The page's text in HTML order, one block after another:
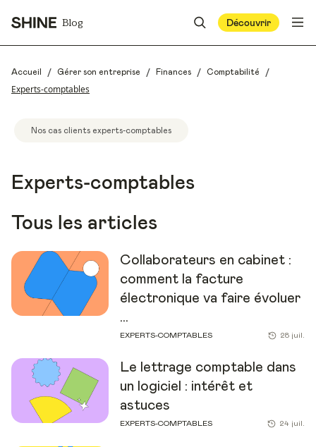
Blog Découvrir
Accueil / Gérer son entreprise / Finances / Comptabilité /
Experts-comptables
Experts-comptables
Nos cas clients experts-comptables
Tous les articles
Collaborateurs en cabinet :
comment la facture
électronique va faire évoluer
...
EXPERTS-COMPTABLES 28 juil.
Le lettrage comptable dans
un logiciel : intérêt et
astuces
EXPERTS-COMPTABLES 24 juil.